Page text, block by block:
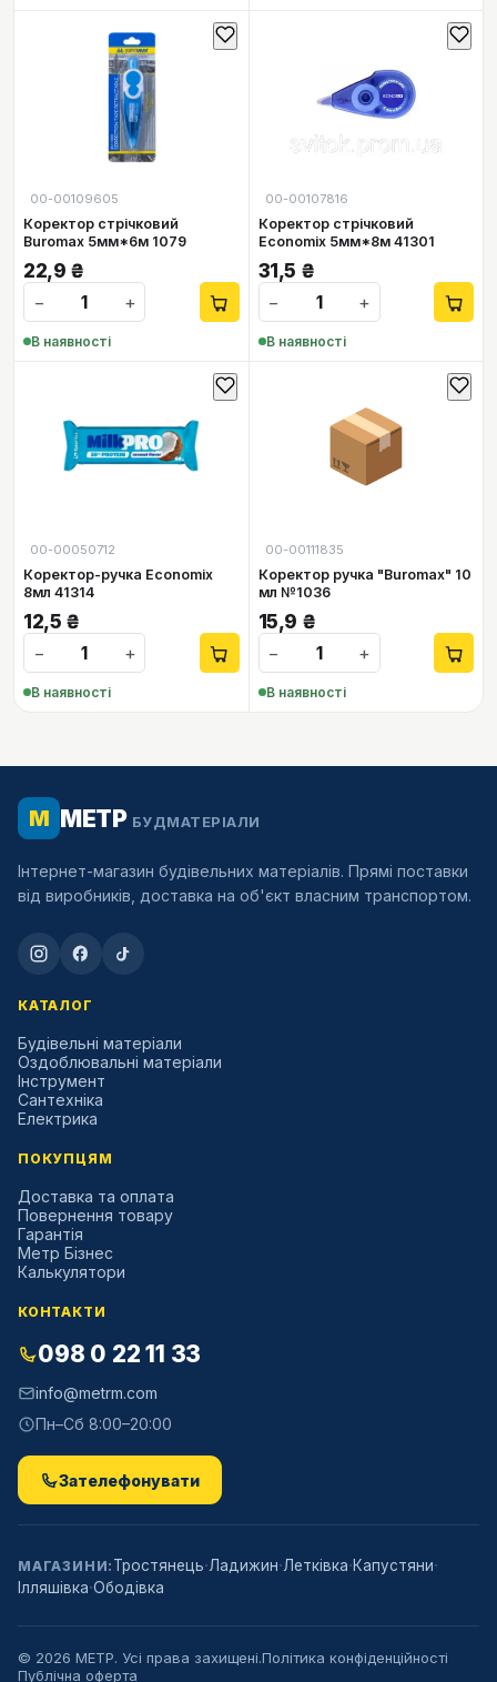
00-00109605
Коректор стрічковий
Buromax 5мм*6м 1079
22,9 ₴
−
+
В наявності
00-00107816
Коректор стрічковий
Economix 5мм*8м 41301
31,5 ₴
−
+
В наявності
00-00050712
Коректор-ручка Economix
8мл 41314
12,5 ₴
−
+
В наявності
📦
00-00111835
Коректор ручка "Buromax" 10
мл №1036
15,9 ₴
−
+
В наявності
М МЕТР БУДМАТЕРІАЛИ
Інтернет-магазин будівельних матеріалів. Прямі поставки
від виробників, доставка на об'єкт власним транспортом.
КАТАЛОГ
Будівельні матеріали
Оздоблювальні матеріали
Інструмент
Сантехніка
Електрика
ПОКУПЦЯМ
Доставка та оплата
Повернення товару
Гарантія
Метр Бізнес
Калькулятори
КОНТАКТИ
098 0 22 11 33
info@metrm.com
Пн–Сб 8:00–20:00
Зателефонувати
МАГАЗИНИ: Тростянець·Ладижин·Летківка·Капустяни·
Ілляшівка·Ободівка
© 2026 МЕТР. Усі права захищені.Політика конфіденційності
Публічна оферта